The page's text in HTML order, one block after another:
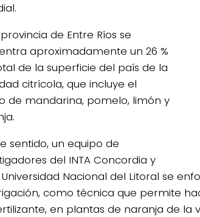
de Entre Ríos se
aproximadamente un 26 %
de la superficie del país de la
citrícola, que incluye el
de mandarina, pomelo, limón y
sentido, un equipo de
del INTA Concordia y
Nacional del Litoral se
como técnica que permite
en plantas de naranja de la